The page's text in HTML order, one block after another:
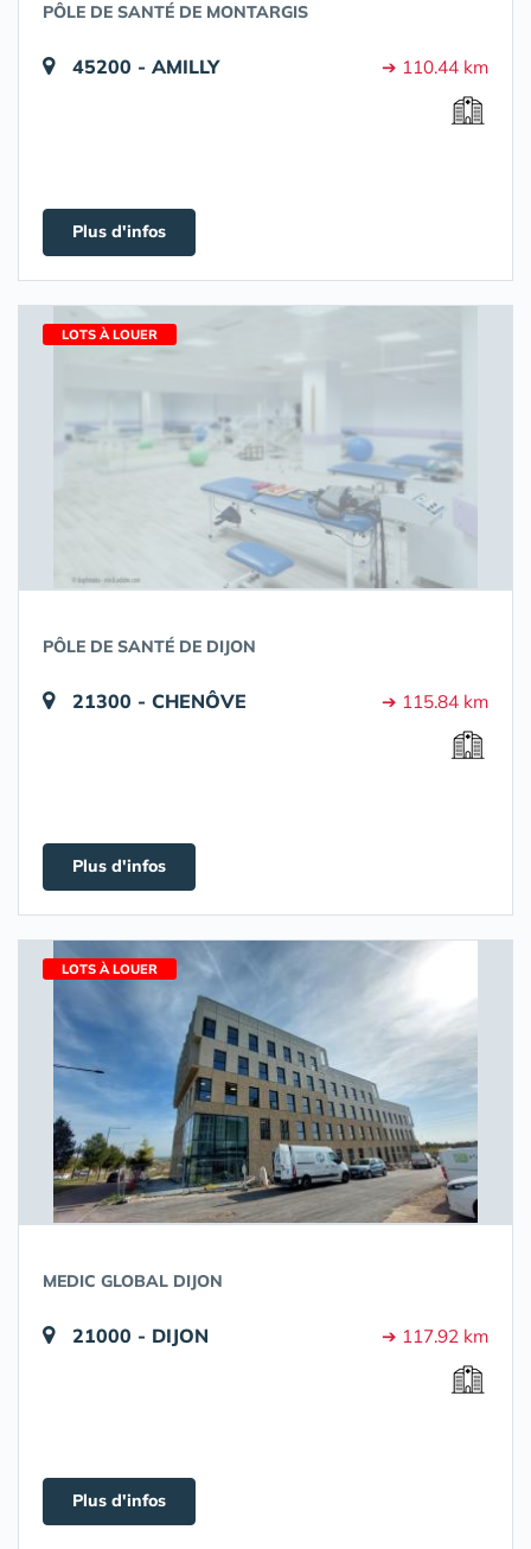
PÔLE DE SANTÉ DE MONTARGIS
45200 - AMILLY ➔ 110.44 km
Plus d'infos
LOTS À LOUER
PÔLE DE SANTÉ DE DIJON
21300 - CHENÔVE ➔ 115.84 km
Plus d'infos
LOTS À LOUER
MEDIC GLOBAL DIJON
21000 - DIJON ➔ 117.92 km
Plus d'infos